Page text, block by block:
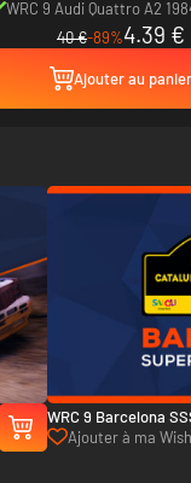
WRC 9 Audi Quattro A2
40 €-89%4.39 €
Ajouter au panier
WRC 9 Barcelona
Ajouter à ma